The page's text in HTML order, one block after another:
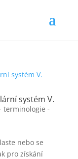
systém V.
terminologie -
nebo se
pro získání